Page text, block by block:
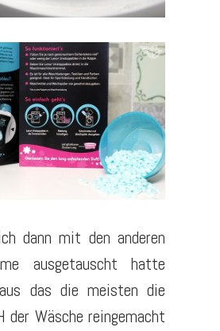
dann mit den anderen
ausgetauscht hatte
das die meisten die
der Wäsche reingemacht